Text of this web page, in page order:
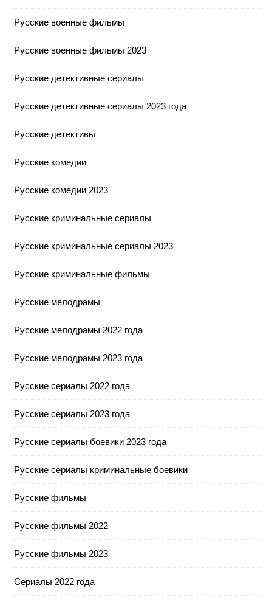
Русские военные фильмы
Русские военные фильмы 2023
Русские детективные сериалы
Русские детективные сериалы 2023 года
Русские детективы
Русские комедии
Русские комедии 2023
Русские криминальные сериалы
Русские криминальные сериалы 2023
Русские криминальные фильмы
Русские мелодрамы
Русские мелодрамы 2022 года
Русские мелодрамы 2023 года
Русские сериалы 2022 года
Русские сериалы 2023 года
Русские сериалы боевики 2023 года
Русские сериалы криминальные боевики
Русские фильмы
Русские фильмы 2022
Русские фильмы 2023
Сериалы 2022 года